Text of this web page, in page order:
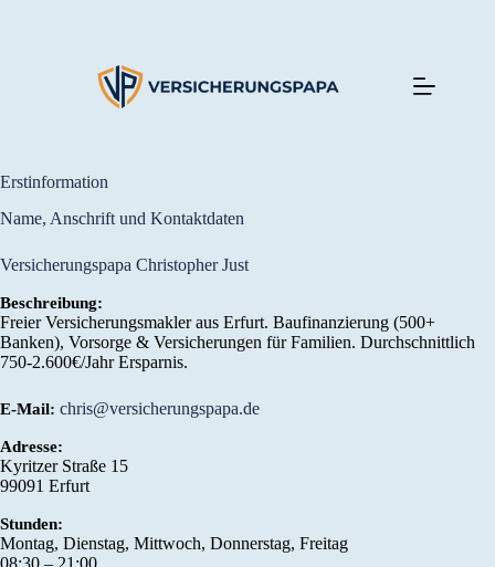
Erstinformation
Name, Anschrift und Kontaktdaten
Versicherungspapa Christopher Just
Beschreibung:
Freier Versicherungsmakler aus Erfurt. Baufinanzierung (500+
Banken), Vorsorge & Versicherungen für Familien. Durchschnittlich
750-2.600€/Jahr Ersparnis.
E-Mail: chris@versicherungspapa.de
Adresse:
Kyritzer Straße 15
99091 Erfurt
Stunden:
Montag, Dienstag, Mittwoch, Donnerstag, Freitag
08:30 – 21:00